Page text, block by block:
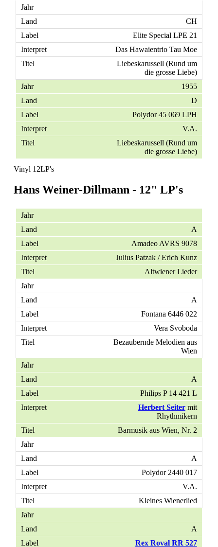
CH
Elite Special LPE 21
Das Hawaientrio Tau Moe
Liebeskarussell (Rund um
die grosse Liebe)
1955
D
Polydor 45 069 LPH
V.A.
Liebeskarussell (Rund um
die grosse Liebe)
Vinyl 12LP's
Hans Weiner-Dillmann - 12" LP's
A
Amadeo AVRS 9078
Julius Patzak / Erich Kunz
Altwiener Lieder
A
Fontana 6446 022
Vera Svoboda
Bezaubernde Melodien aus
Wien
A
Philips P 14 421 L
Herbert Seiter mit
Rhythmikern
Barmusik aus Wien, Nr. 2
A
Polydor 2440 017
V.A.
Kleines Wienerlied
A
Rex Roval RR 527